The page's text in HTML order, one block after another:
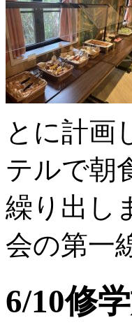
とに計画
テルで朝
繰り出し
会の第一
6/10修